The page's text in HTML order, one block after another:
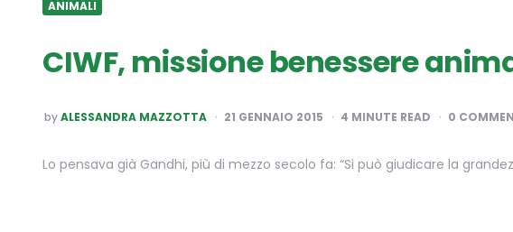
ANIMALI
CIWF, missione benessere
POSTED
BY
byALESSANDRA MAZZOTTA 21 GENNAIO 2015 4 MINUTE READ 0
Lo pensava già Gandhi, più di mezzo secolo fa: “Si può giudicare la